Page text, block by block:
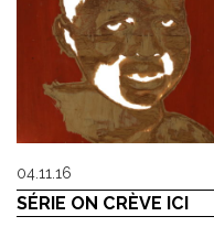
04.11.16
SÉRIE ON CRÈVE ICI